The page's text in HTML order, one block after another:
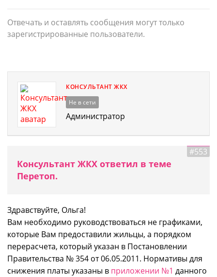
Отвечать и оставлять сообщения могут только
зарегистрированные пользователи.
КОНСУЛЬТАНТ ЖКХ
Не в сети
Администратор
#553
Консультант ЖКХ ответил в теме
Перетоп.
Здравствуйте, Ольга!
Вам необходимо руководствоваться не графиками,
которые Вам предоставили жильцы, а порядком
перерасчета, который указан в Постановлении
Правительства № 354 от 06.05.2011. Нормативы для
снижения платы указаны в приложении №1 данного